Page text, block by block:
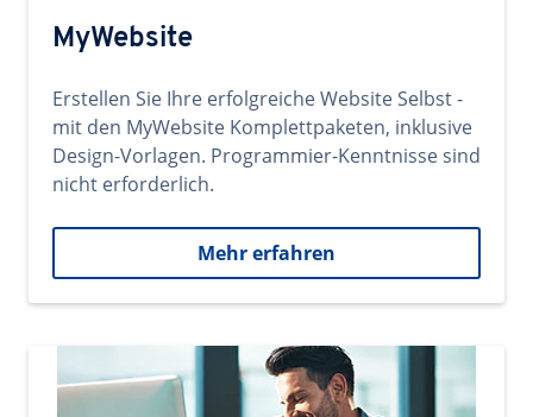
MyWebsite
Erstellen Sie Ihre erfolgreiche Website Selbst -
mit den MyWebsite Komplettpaketen, inklusive
Design-Vorlagen. Programmier-Kenntnisse sind
nicht erforderlich.
Mehr erfahren